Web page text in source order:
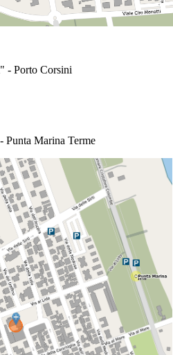
- Porto Corsini
Marina Terme